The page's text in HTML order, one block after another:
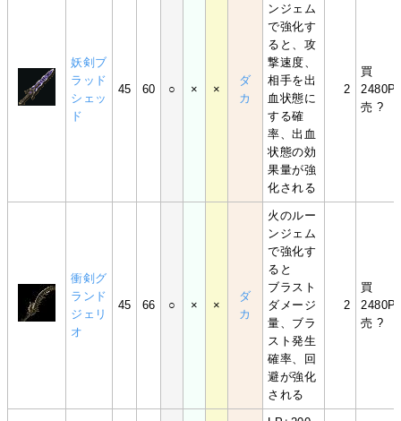
妖剣ブ
ラッド
シェッ
ド
45 60 ○ × ×
ダ
カ
ンジェム
で強化す
ると、攻
撃速度、
相手を出
血状態に
する確
率、出血
状態の効
果量が強
化される
2
買
売 ?
衝剣グ
ランド
ジェリ
オ
45 66 ○ × ×
ダ
カ
火のルー
ンジェム
で強化す
ると
ブラスト
ダメージ
量、ブラ
スト発生
確率、回
避が強化
される
2
買
売 ?